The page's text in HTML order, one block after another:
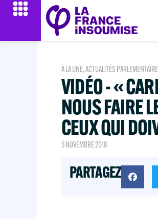
À LA UNE,ACTUALITÉS
VIDÉO - «
NOUS FAIRE
CEUX QUI
5 NOVEMBRE 2018
PARTAGEZ